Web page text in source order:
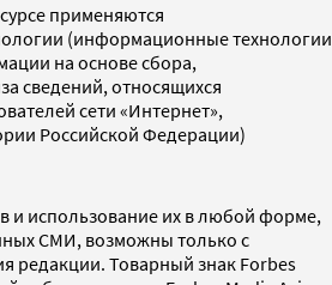
применяются
(информационные технологии
на основе сбора,
сведений, относящихся
сети «Интернет»,
Российской Федерации)
и использование их в любой форме,
СМИ, возможны только с
редакции. Товарный знак Forbes